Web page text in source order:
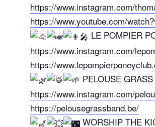
https://www.instagram.com/
https://www.youtube.com/
LE POMPIER
https://www.instagram.com/
https://
PELOUSE
https://www.instagram.com/
https://pelousegrassband.be/
WORSHIP THE